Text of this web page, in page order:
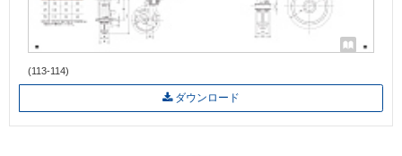
(113-114)
ダウンロード